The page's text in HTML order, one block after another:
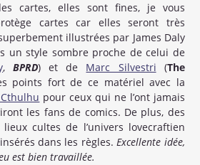
cartes, elles sont fines, je vous
cartes car elles seront très
illustrées par James Daly
un style sombre proche de celui de
,BPRD) et de Marc Silvestri (The
points fort de ce matériel avec la
pour ceux qui ne l’ont jamais
les fans de comics. De plus, des
cultes de l’univers lovecraftien
dans les règles.Excellente idée,
est bien travaillée.